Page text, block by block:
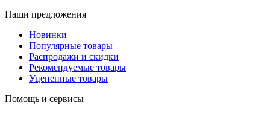
Наши предложения
Новинки
Популярные товары
Распродажи и скидки
Рекомендуемые товары
Уцененные товары
Помощь и сервисы